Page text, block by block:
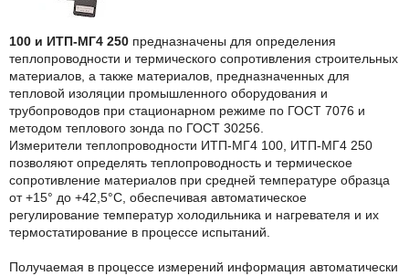
100 и ИТП-МГ4 250 предназначены для определения
теплопроводности и термического сопротивления строительных
материалов, а также материалов, предназначенных для
тепловой изоляции промышленного оборудования и
трубопроводов при стационарном режиме по ГОСТ 7076 и
методом теплового зонда по ГОСТ 30256.
Измерители теплопроводности ИТП-МГ4 100, ИТП-МГ4 250
позволяют определять теплопроводность и термическое
сопротивление материалов при средней температуре образца
от +15° до +42,5°С, обеспечивая автоматическое
регулирование температур холодильника и нагревателя и их
термостатирование в процессе испытаний.
Получаемая в процессе измерений информация автоматически